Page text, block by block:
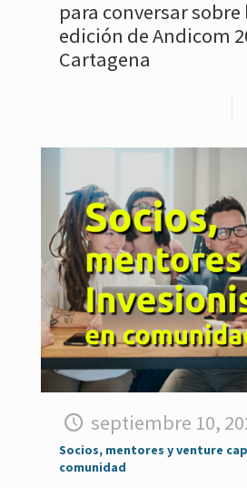
para conversar sobre
edición de Andicom
Cartagena
septiembre 10,
Socios, mentores y venture
comunidad